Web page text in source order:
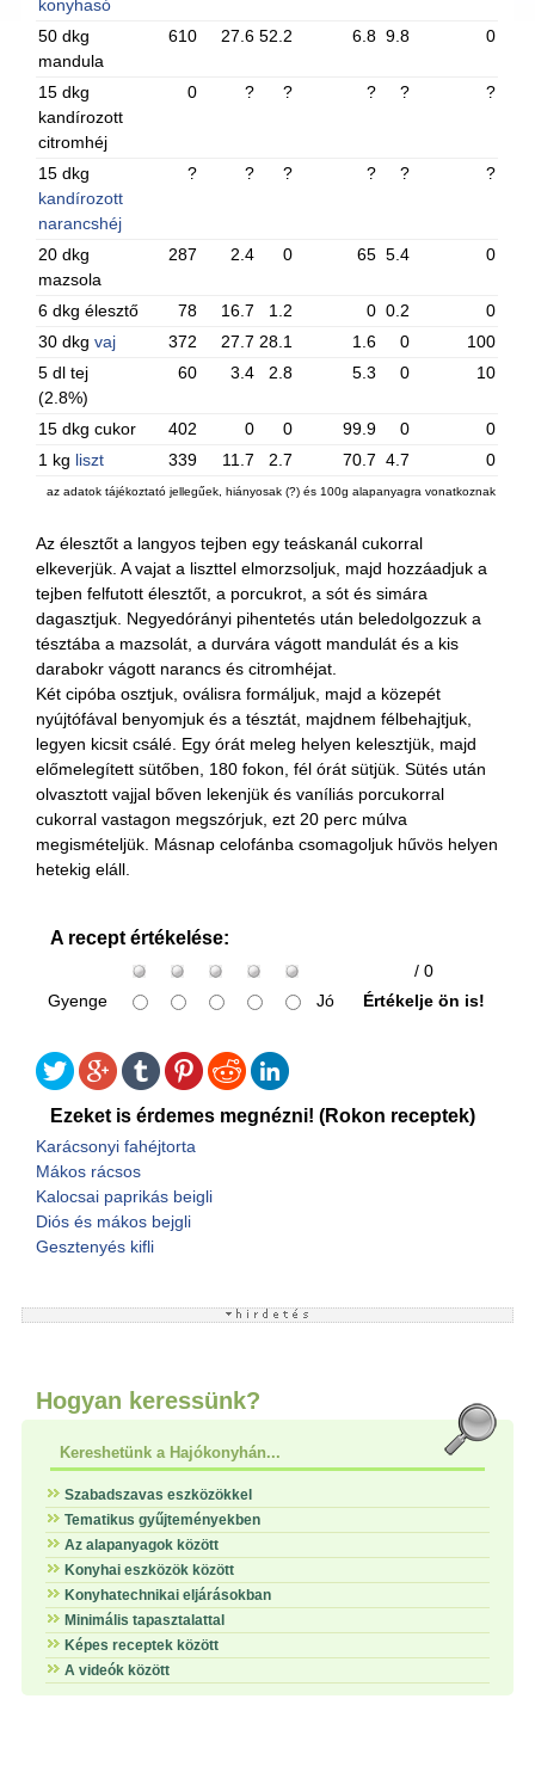
konyhasó
50 dkg
mandula
610 27.6 52.2 6.8 9.8 0
15 dkg
kandírozott
citromhéj
0 ? ? ? ? ?
15 dkg
kandírozott
narancshéj
? ? ? ? ? ?
20 dkg
mazsola
287 2.4 0 65 5.4 0
6 dkg élesztő 78 16.7 1.2 0 0.2
0
30 dkgvaj 372 27.7 28.1 1.6 0
100
5 dl tej
(2.8%)
60 3.4 2.8 5.3 0 10
15 dkg cukor 402 0 0 99.9 0
0
1 kg liszt 339 11.7 2.7 70.7 4.7 0
az adatok tájékoztató jellegűek, hiányosak (?) és 100g alapanyagra vonatkoznak
Az élesztőt a langyos tejben egy teáskanál cukorral
elkeverjük. A vajat a liszttel elmorzsoljuk, majd hozzáadjuk a
tejben felfutott élesztőt, a porcukrot, a sót és simára
dagasztjuk. Negyedórányi pihentetés után beledolgozzuk a
tésztába a mazsolát, a durvára vágott mandulát és a kis
darabokr vágott narancs és citromhéjat.
Két cipóba osztjuk, oválisra formáljuk, majd a közepét
nyújtófával benyomjuk és a tésztát, majdnem félbehajtjuk,
legyen kicsit csálé. Egy órát meleg helyen kelesztjük, majd
előmelegített sütőben, 180 fokon, fél órát sütjük. Sütés után
olvasztott vajjal bőven lekenjük és vaníliás porcukorral
cukorral vastagon megszórjuk, ezt 20 perc múlva
megismételjük. Másnap celofánba csomagoljuk hűvös helyen
hetekig eláll.
A recept értékelése:
/ 0
Gyenge
Jó Értékelje ön is!
Ezeket is érdemes megnézni! (Rokon receptek)
Karácsonyi fahéjtorta
Mákos rácsos
Kalocsai paprikás beigli
Diós és mákos bejgli
Gesztenyés kifli
Hogyan keressünk?
Kereshetünk a Hajókonyhán...
Szabadszavas eszközökkel
Tematikus gyűjteményekben
Az alapanyagok között
Konyhai eszközök között
Konyhatechnikai eljárásokban
Minimális tapasztalattal
Képes receptek között
A videók között